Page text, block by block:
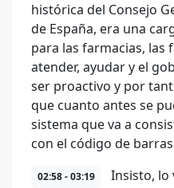
histórica del Consejo
de España, era una
para las farmacias, las
atender, ayudar y el
ser proactivo y por
que cuanto antes se
sistema que va a
con el código de
02:58 - 03:19
Insisto, lo